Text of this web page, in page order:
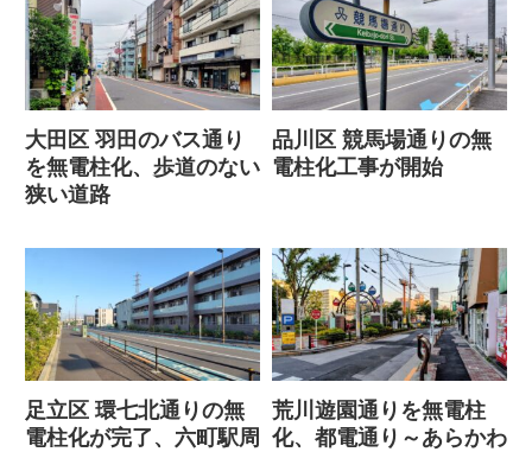
大田区 羽田のバス通り
を無電柱化、歩道のない
狭い道路
品川区 競馬場通りの無
電柱化工事が開始
足立区 環七北通りの無
電柱化が完了、六町駅周
荒川遊園通りを無電柱
化、都電通り～あらかわ